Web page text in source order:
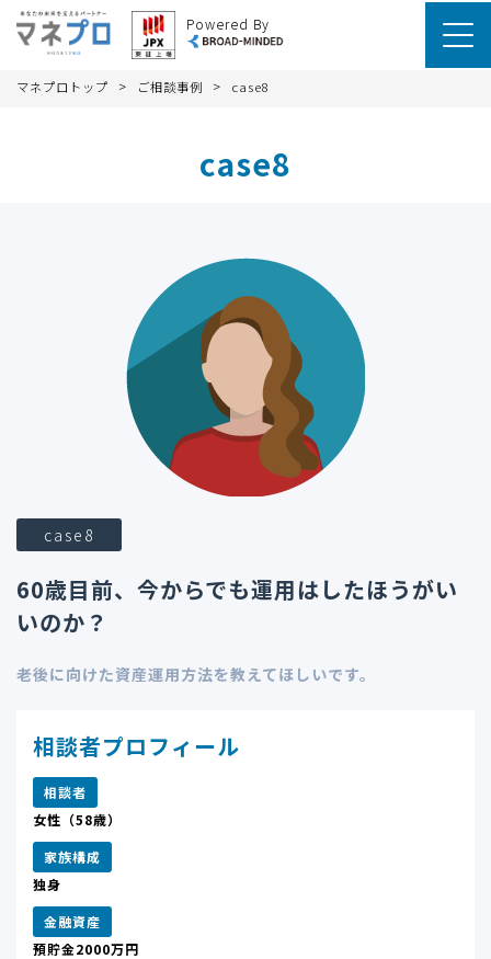
Powered By
マネプロトップ > ご相談事例 > case8
case8
case8
60歳目前、今からでも運用はしたほうがい
いのか？
老後に向けた資産運用方法を教えてほしいです。
相談者プロフィール
相談者
女性（58歳）
家族構成
独身
金融資産
預貯金2000万円